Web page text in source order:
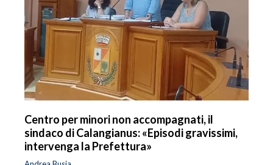
Centro per minori non accompagnati, il
sindaco di Calangianus: «Episodi gravissimi,
intervenga la Prefettura»